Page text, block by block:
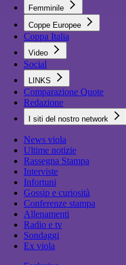
Femminile
Coppe Europee
Coppa Italia
Video
Social
LINKS
Comparazione Quote
Redazione
I siti del nostro network
News viola
Ultime notizie
Rassegna Stampa
Interviste
Infortuni
Gossip e curiosità
Conferenze stampa
Allenamenti
Radio e tv
Sondaggi
Ex viola